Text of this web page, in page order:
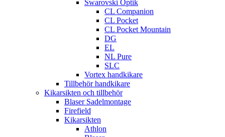
Swarovski Optik
CL Companion
CL Pocket
CL Pocket Mountain
DG
EL
NL Pure
SLC
Vortex handkikare
Tillbehör handkikare
Kikarsikten och tillbehör
Blaser Sadelmontage
Firefield
Kikarsikten
Athlon